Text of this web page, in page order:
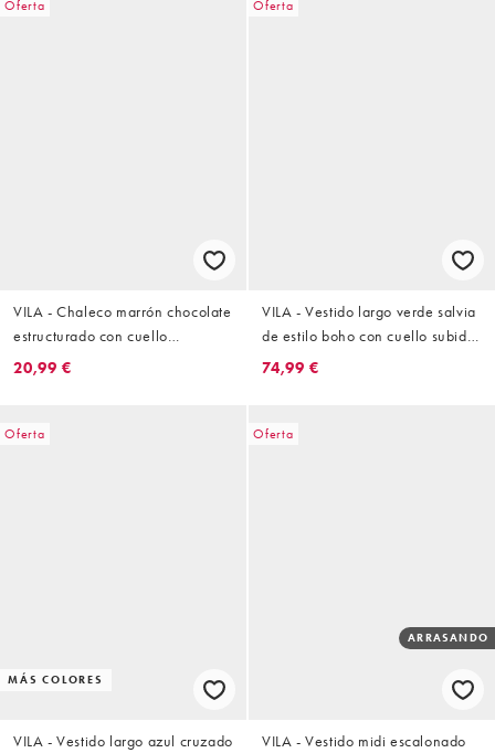
Oferta
VILA - Chaleco marrón chocolate
estructurado con cuello
cuadrado de punto liso
20,99 €
Oferta
VILA - Vestido largo verde salvia
de estilo boho con cuello subido
y lazada en la espalda
74,99 €
Oferta
MÁS COLORES
VILA - Vestido largo azul cruzado
Oferta
ARRASANDO
VILA - Vestido midi escalonado